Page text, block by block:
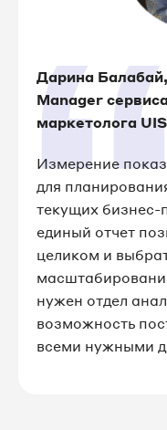
Дарина
Manager
маркетолога UIS
Измерение
для
текущих бизнес-
единый отчет
целиком и
нужен отдел
возможность
всеми нужными